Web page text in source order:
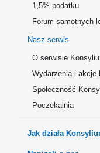
1,5% podatku
Forum samotnych
Nasz serwis
O serwisie
Wydarzenia i akcje
Społeczność
Poczekalnia
Jak działa